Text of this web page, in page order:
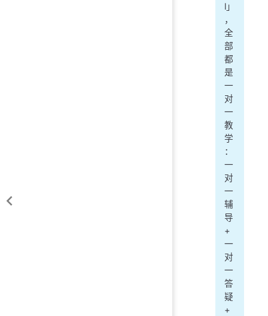
l」
，
全
部
都
是
一
对
一
教
学
：
一
对
一
辅
导
+
一
对
一
答
疑
+